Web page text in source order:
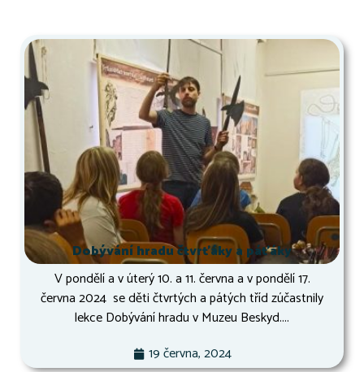
Dobývání hradu čtvrťáky a páťáky
V pondělí a v úterý 10. a 11. června a v pondělí 17.
června 2024 se děti čtvrtých a pátých tříd zúčastnily
lekce Dobývání hradu v Muzeu Beskyd....
19 června, 2024